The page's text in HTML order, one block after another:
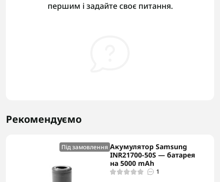
першим і задайте своє питання.
Рекомендуємо
Під замовлення Акумулятор Samsung
INR21700-50S — батарея
на 5000 mAh
1